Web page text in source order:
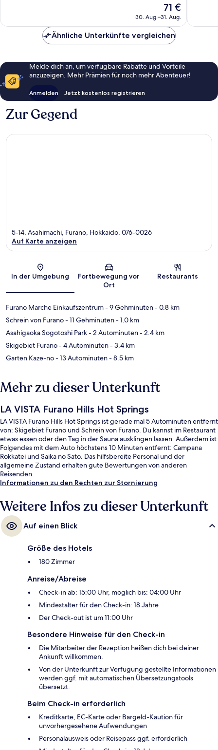
Bewertungen
Der
Preis
beträgt
71 €
71 €
30. Aug.–31. Aug.
927
Ähnliche Unterkünfte vergleichen
Melde dich an, um verfügbare Rabatte und Vorteile
anzuzeigen. Mehr Prämien für noch mehr Abenteuer!
Anmelden Jetzt kostenlos registrieren
Zur Gegend
Karte
5-14, Asahimachi, Furano, Hokkaido, 076-0026
Auf Karte anzeigen
In der Umgebung
Fortbewegung vor
Ort
Restaurants
Furano Marche Einkaufszentrum- 9 Gehminuten- 0.8 km
Schrein von Furano- 11 Gehminuten- 1.0 km
Asahigaoka Sogotoshi Park- 2 Autominuten- 2.4 km
Skigebiet Furano- 4 Autominuten- 3.4 km
Garten Kaze-no- 13 Autominuten- 8.5 km
Mehr zu dieser Unterkunft
LA VISTA Furano Hills Hot Springs
LA VISTA Furano Hills Hot Springs ist gerade mal 5 Autominuten entfernt
von: Skigebiet Furano und Schrein von Furano. Du kannst im Restaurant
etwas essen oder den Tag in der Sauna ausklingen lassen. Außerdem ist
Folgendes mit dem Auto höchstens 10 Minuten entfernt: Campana
Rokkatei und Saika no Sato. Das hilfsbereite Personal und der
allgemeine Zustand erhalten gute Bewertungen von anderen
Reisenden.
Informationen zu den Rechten zur Stornierung
Weitere Infos zu dieser Unterkunft
Auf einen Blick
Größe des Hotels
180 Zimmer
Anreise/Abreise
Check-in ab: 15:00 Uhr, möglich bis: 04:00 Uhr
Mindestalter für den Check-in: 18 Jahre
Der Check-out ist um 11:00 Uhr
Besondere Hinweise für den Check-in
Die Mitarbeiter der Rezeption heißen dich bei deiner
Ankunft willkommen.
Von der Unterkunft zur Verfügung gestellte Informationen
werden ggf. mit automatischen Übersetzungstools
übersetzt.
Beim Check-in erforderlich
Kreditkarte, EC-Karte oder Bargeld-Kaution für
unvorhergesehene Aufwendungen
Personalausweis oder Reisepass ggf. erforderlich